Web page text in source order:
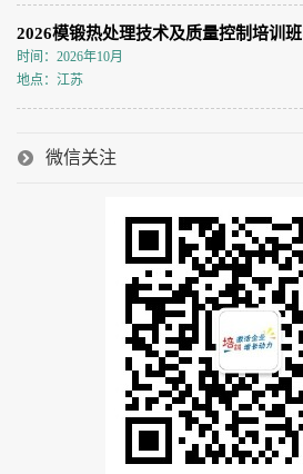
2026模锻热处理技术及质量控制培训班
时间：2026年10月
地点：江苏
微信关注